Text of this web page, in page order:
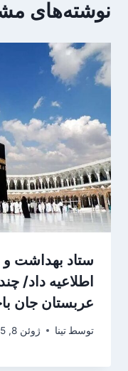
نوشته‌های
ستاد بهداشت و
اطلاعیه‌ داد/
عربستان جان
توسط تینا ژوئن 8, 2025